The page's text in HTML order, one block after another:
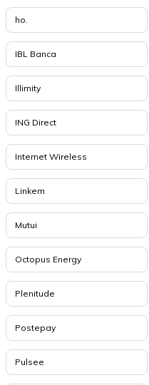
ho.
IBL Banca
Illimity
ING Direct
Internet Wireless
Linkem
Mutui
Octopus Energy
Plenitude
Postepay
Pulsee